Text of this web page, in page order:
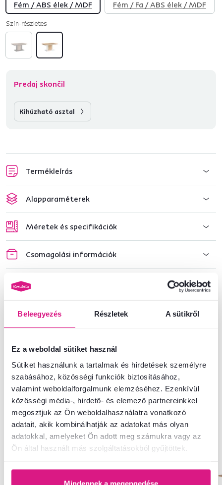
Beleegyezés Részletek A sütikről
Ez a weboldal sütiket használ
Sütiket használunk a tartalmak és hirdetések személyre
szabásához, közösségi funkciók biztosításához,
valamint weboldalforgalmunk elemzéséhez. Ezenkívül
közösségi média-, hirdető- és elemező partnereinkkel
megosztjuk az Ön weboldalhasználatra vonatkozó
adatait, akik kombinálhatják az adatokat más olyan
adatokkal, amelyeket Ön adott meg számukra vagy az
Ön által használt más szolgáltatásokból gyűjtöttek.
Fém / ABS élek / MDF Fém / Fa / ABS élek / MDF
Szín-részletes
Predaj skončil
Kihúzható asztal
Termékleírás
Alapparaméterek
Méretek és specifikációk
Csomagolási információk
Telepítési útmutató
Nem találta meg a szükséges információkat?
Hasonló termékek
Ingyenes